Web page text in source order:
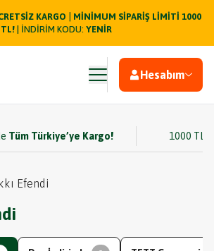
KARGO
MİNİMUM SİPARİŞ LİMİTİ 1000
TL! | İNDİRİM KODU: YENİR
Hesabım
Tüm Türkiye’ye Kargo! 1000 TL
Efendi